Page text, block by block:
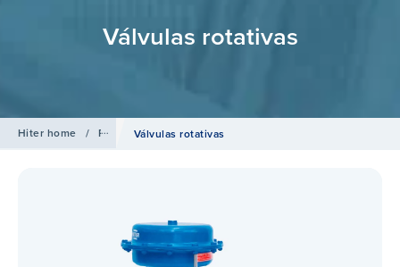
Válvulas rotativas
Hiter home / ProductosVálvulas rotativas